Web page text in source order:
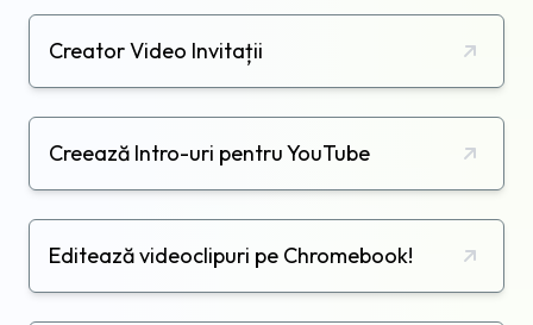
Creator Video Invitații
Creează Intro-uri pentru YouTube
Editează videoclipuri pe Chromebook!